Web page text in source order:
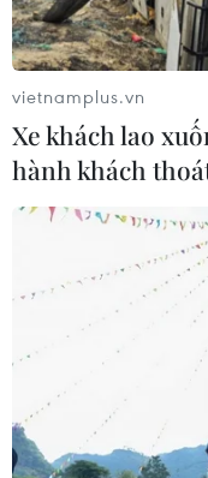
TIN CÙNG
Cần Thơ thúc đẩy
07/08/2026 12:46
vietnamplus.vn
Xe khách lao
hành khách